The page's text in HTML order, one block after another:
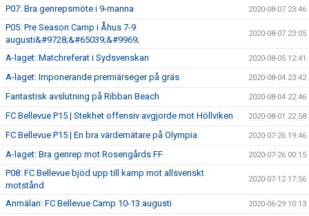
P07: Bra genrepsmöte i 9-manna 2020-08-07 23:46
P05: Pre Season Camp i Åhus 7-9
augusti&#9728;&#65039;&#9969;
2020-08-07 23:05
A-laget: Matchreferat i Sydsvenskan 2020-08-05 12:41
A-laget: Imponerande premiärseger på gräs 2020-08-04 23:42
Fantastisk avslutning på Ribban Beach 2020-08-04 22:46
FC Bellevue P15 | Stekhet offensiv avgjorde mot Höllviken 2020-08-01 22:58
FC Bellevue P15 | En bra värdemätare på Olympia 2020-07-26 19:46
A-laget: Bra genrep mot Rosengårds FF 2020-07-26 00:15
P08: FC Bellevue bjöd upp till kamp mot allsvenskt
motstånd
2020-07-12 17:56
Anmälan: FC Bellevue Camp 10-13 augusti 2020-06-29 10:13